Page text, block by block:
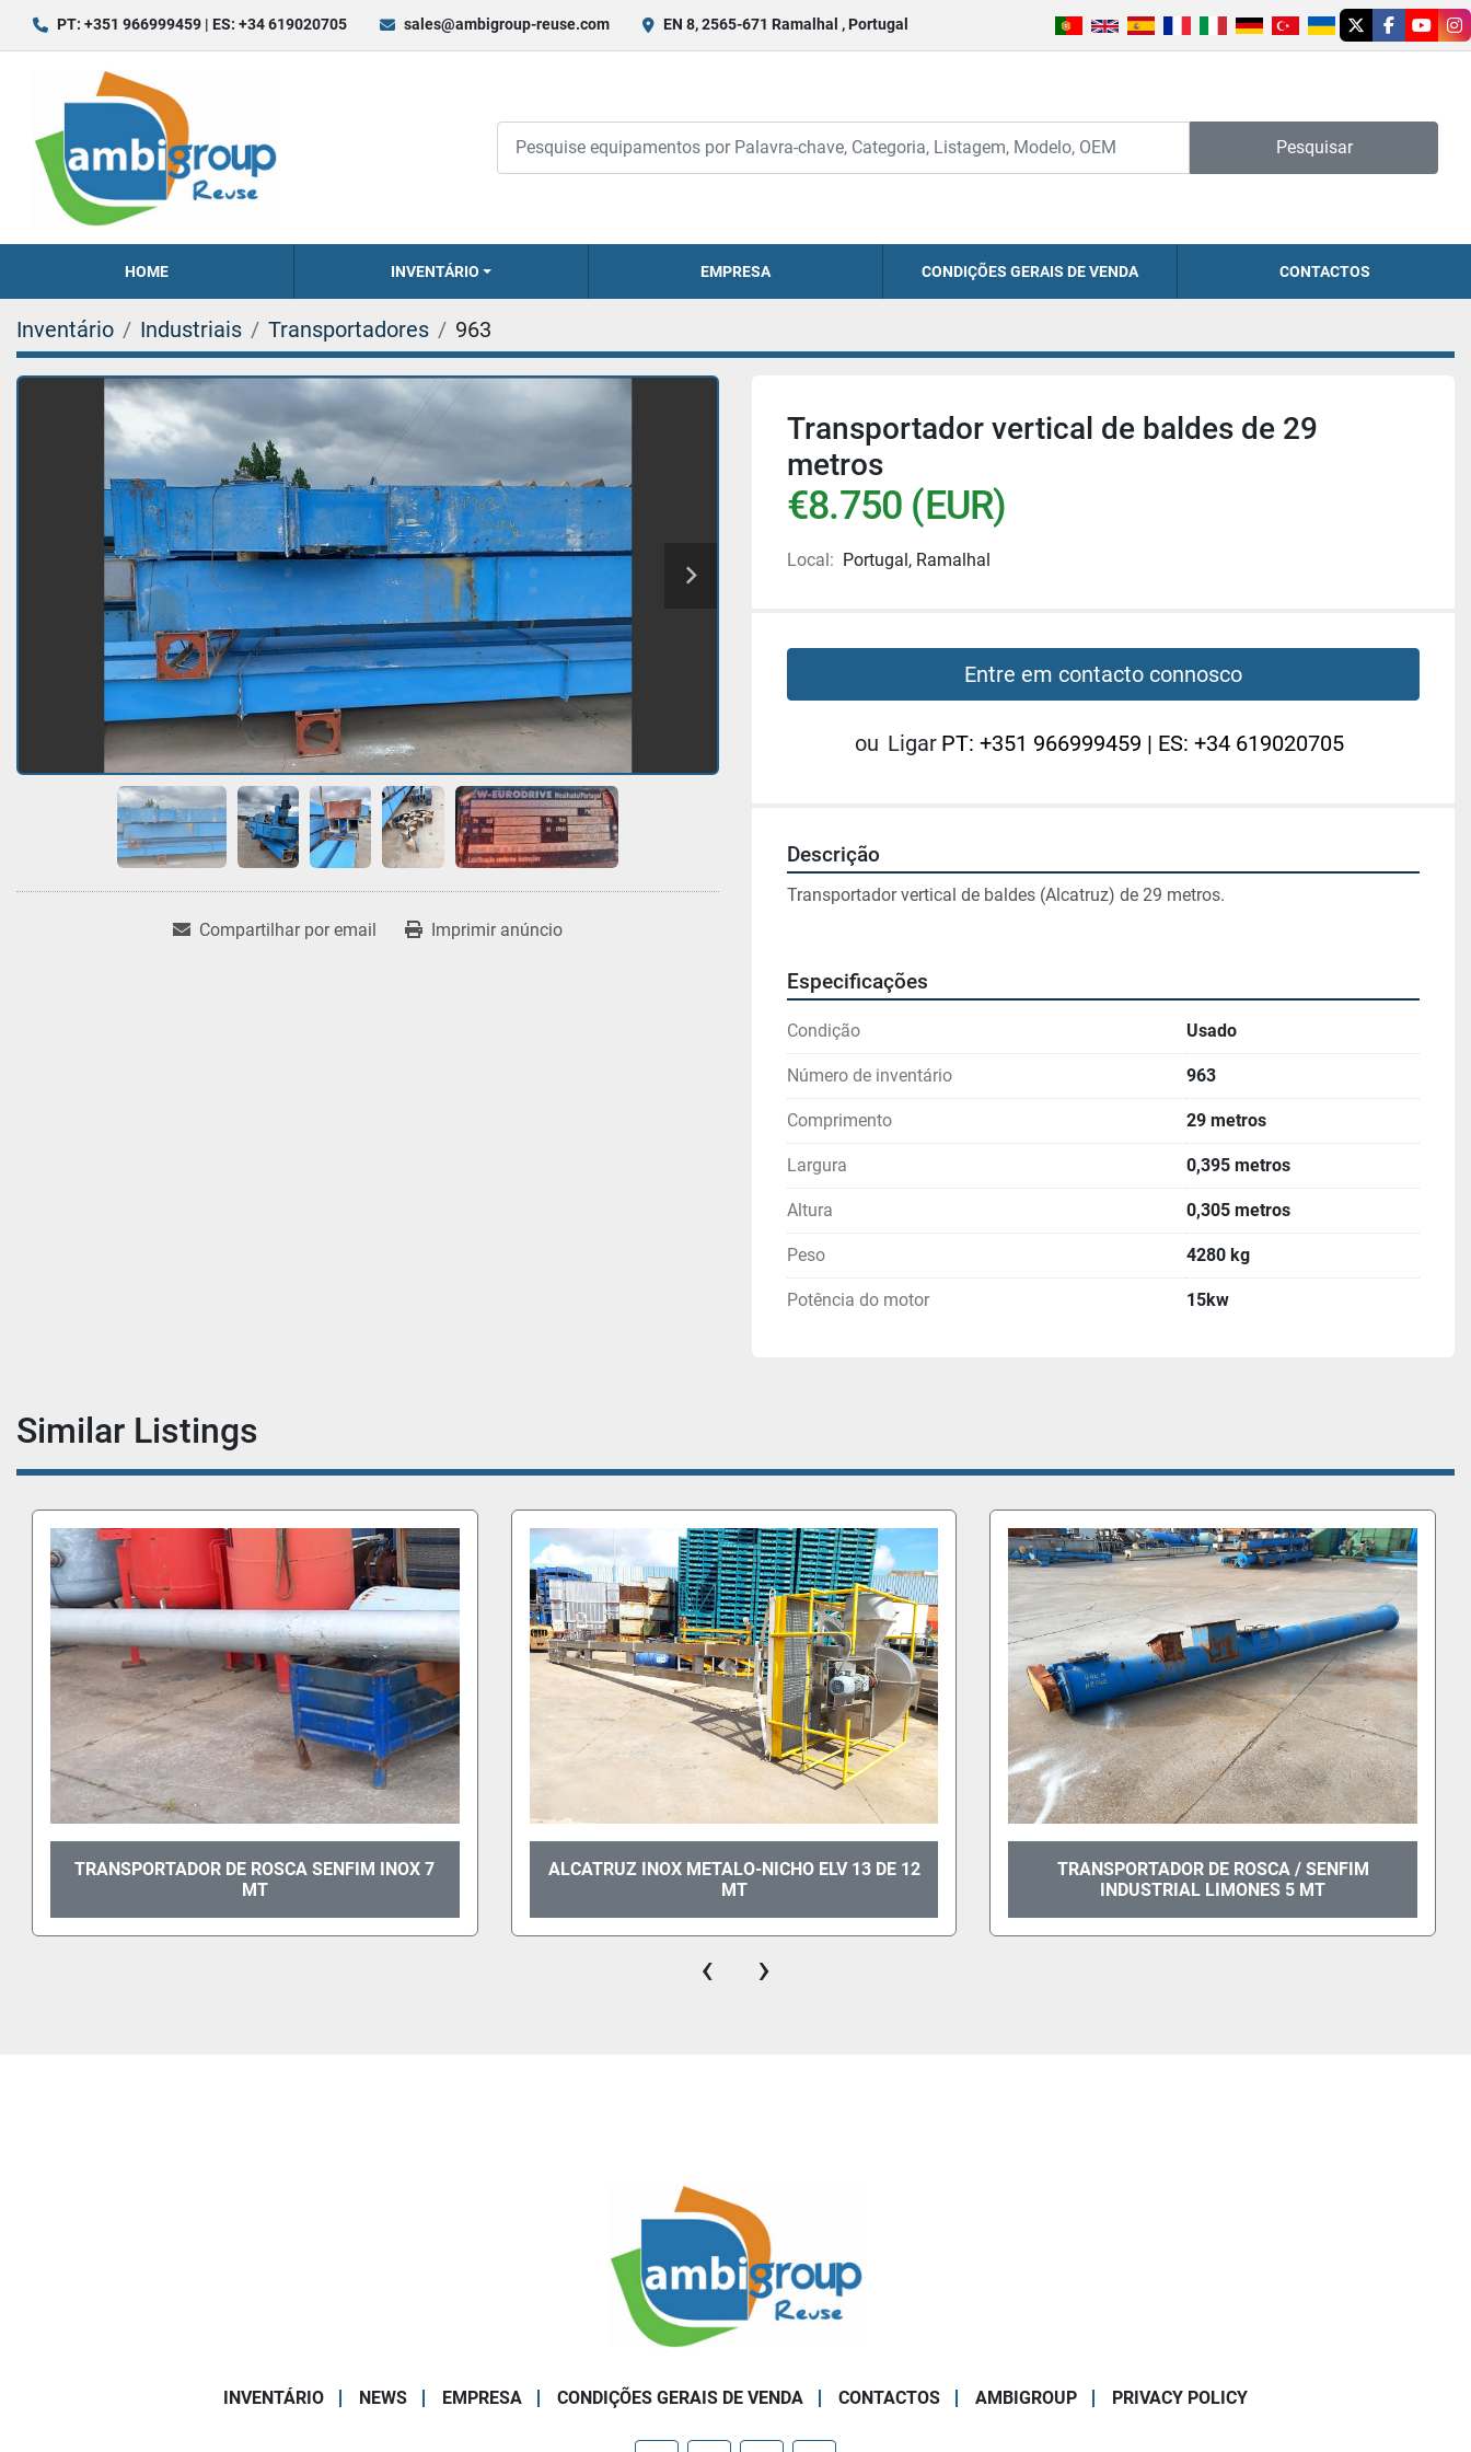
PT: +351 966999459 | ES: +34 619020705 sales@ambigroup-reuse.com EN 8, 2565-671 Ramalhal , Portugal
twitterfacebook
Pesquisar
HOME INVENTÁRIO EMPRESA CONDIÇÕES GERAIS DE VENDA CONTACTOS
Inventário Industriais Transportadores 963
Compartilhar por email Imprimir anúncio
Transportador vertical de baldes de 29
metros
€8.750 (EUR)
Local: Portugal, Ramalhal
Entre em contacto connosco
ou Ligar PT: +351 966999459 | ES: +34 619020705
Descrição
Transportador vertical de baldes (Alcatruz) de 29 metros.
Especificações
Condição Usado
Número de inventário 963
Comprimento 29 metros
Largura 0,395 metros
Altura 0,305 metros
Peso 4280 kg
Potência do motor 15kw
Similar Listings
ALCATRUZ INOX METALO-NICHO ELV 13 DE 12
MT
TRANSPORTADOR DE ROSCA / SENFIM
INDUSTRIAL LIMONES 5 MT
TAPETE TRANSPORTADOR 14MT
‹ ›
INVENTÁRIO NEWS EMPRESA CONDIÇÕES GERAIS DE VENDA CONTACTOS AMBIGROUP PRIVACY POLICY